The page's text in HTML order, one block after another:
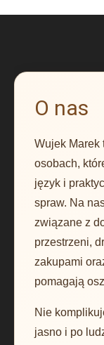
O nas
Wujek Marek
osobach,
język i
spraw. Na
związane z
przestrzeni,
zakupami
pomagają
Nie
jasno i po